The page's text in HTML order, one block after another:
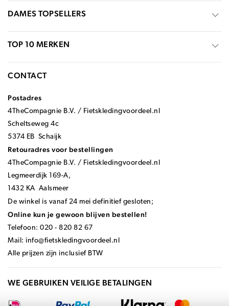
DAMES TOPSELLERS
TOP 10 MERKEN
CONTACT
Postadres
4TheCompagnie B.V. / Fietskledingvoordeel.nl
Scheltseweg 4c
5374 EB Schaijk
Retouradres voor bestellingen
4TheCompagnie B.V. / Fietskledingvoordeel.nl
Legmeerdijk 169-A,
1432 KA Aalsmeer
De winkel is vanaf 24 mei definitief gesloten;
Online kun je gewoon blijven bestellen!
Telefoon: 020 - 820 82 67
Mail: info@fietskledingvoordeel.nl
Alle prijzen zijn inclusief BTW
WE GEBRUIKEN VEILIGE BETALINGEN